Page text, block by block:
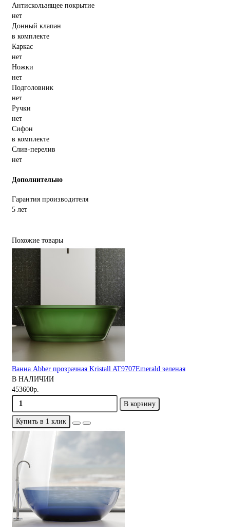
Антискользящее покрытие
нет
Донный клапан
в комплекте
Каркас
нет
Ножки
нет
Подголовник
нет
Ручки
нет
Сифон
в комплекте
Слив-перелив
нет
Дополнительно
Гарантия производителя
5 лет
Похожие товары
Ванна Abber прозрачная Kristall AT9707Emerald зеленая
В НАЛИЧИИ
453600р.
В корзину
Купить в 1 клик